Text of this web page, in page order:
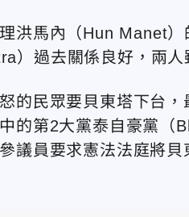
洪馬內（Hun Manet
）過去關係良好，兩
的民眾要貝東塔下台
的第2大黨泰自豪黨（
議員要求憲法法庭將貝